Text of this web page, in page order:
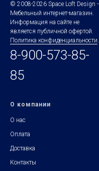
© 2008-2026 Space Loft Design -
Мебельный интернет-магазин.
Информация на сайте не
является публичной офертой.
Политика конфиденциальности.
8-900-573-85-
85
О компании
О нас
Оплата
Доставка
Контакты